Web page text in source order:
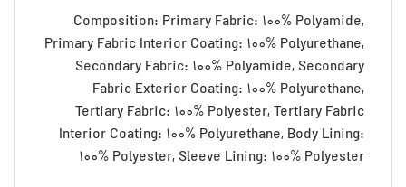
Composition: Primary Fabric: 100% Polyamide,
Primary Fabric Interior Coating: 100% Polyurethane,
Secondary Fabric: 100% Polyamide, Secondary
Fabric Exterior Coating: 100% Polyurethane,
Tertiary Fabric: 100% Polyester, Tertiary Fabric
Interior Coating: 100% Polyurethane, Body Lining:
100% Polyester, Sleeve Lining: 100% Polyester